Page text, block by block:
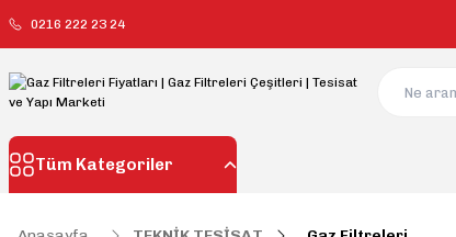
0216 222 23 24
Tüm Kategoriler